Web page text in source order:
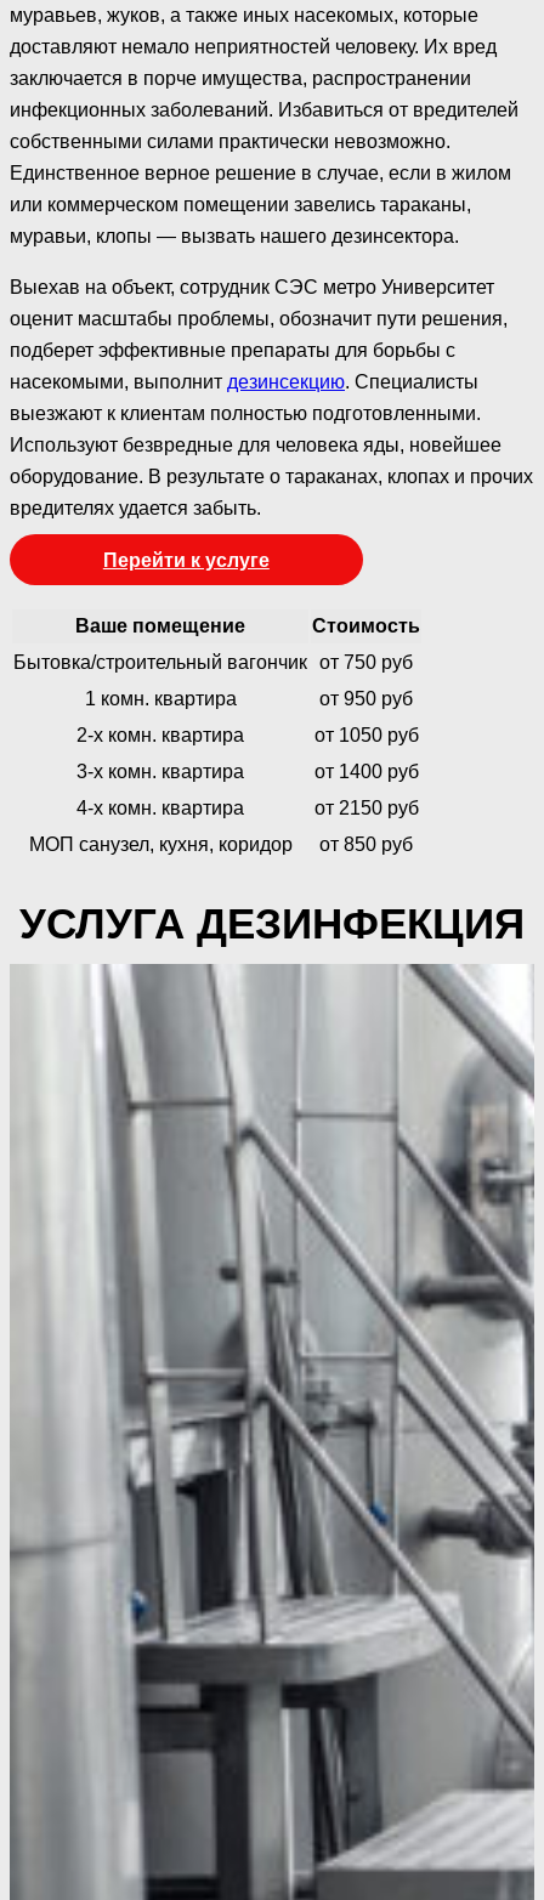
муравьев, жуков, а также иных насекомых, которые
доставляют немало неприятностей человеку. Их вред
заключается в порче имущества, распространении
инфекционных заболеваний. Избавиться от вредителей
собственными силами практически невозможно.
Единственное верное решение в случае, если в жилом
или коммерческом помещении завелись тараканы,
муравьи, клопы — вызвать нашего дезинсектора.
Выехав на объект, сотрудник СЭС метро Университет
оценит масштабы проблемы, обозначит пути решения,
подберет эффективные препараты для борьбы с
насекомыми, выполнит дезинсекцию. Специалисты
выезжают к клиентам полностью подготовленными.
Используют безвредные для человека яды, новейшее
оборудование. В результате о тараканах, клопах и прочих
вредителях удается забыть.
Перейти к услуге
Ваше помещение
Стоимость
Бытовка/строительный вагончик от 750 руб
1 комн. квартира
от 950 руб
2-х комн. квартира
от 1050 руб
3-х комн. квартира
от 1400 руб
4-х комн. квартира
от 2150 руб
МОП санузел, кухня, коридор
от 850 руб
УСЛУГА ДЕЗИНФЕКЦИЯ